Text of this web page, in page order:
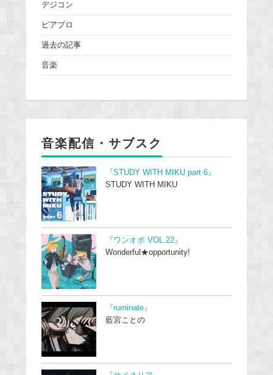
デジコン
ピアプロ
過去の記事
音楽
音楽配信・サブスク
『STUDY WITH MIKU part 6』
STUDY WITH MIKU
『ワンオポ VOL.22』
Wonderful★opportunity!
『ruminate』
藍宮ことの